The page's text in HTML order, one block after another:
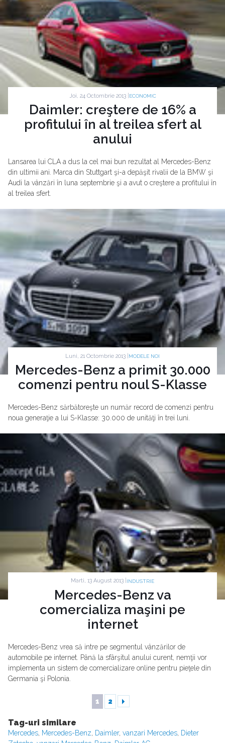
Joi, 24 Octombrie 2013 | ECONOMIC
Daimler: creştere de 16% a
profitului în al treilea sfert al
anului
Lansarea lui CLA a dus la cel mai bun rezultat al Mercedes-Benz
din ultimii ani. Marca din Stuttgart şi-a depăşit rivalii de la BMW şi
Audi la vânzări în luna septembrie şi a avut o creştere a profitului în
al treilea sfert.
Luni, 21 Octombrie 2013 | MODELE NOI
Mercedes-Benz a primit 30.000
comenzi pentru noul S-Klasse
Mercedes-Benz sărbătoreşte un număr record de comenzi pentru
noua generaţie a lui S-Klasse: 30.000 de unităţi în trei luni.
Marti, 13 August 2013 | INDUSTRIE
Mercedes-Benz va
comercializa maşini pe
internet
Mercedes-Benz vrea să intre pe segmentul vânzărilor de
automobile pe internet. Până la sfârşitul anului curent, nemţii vor
implementa un sistem de comercializare online pentru pieţele din
Germania şi Polonia.
1 2
Tag-uri similare
Mercedes, Mercedes-Benz, Daimler, vanzari Mercedes, Dieter